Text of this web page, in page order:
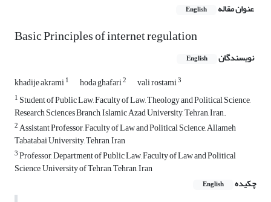
عنوان مقاله English
Basic Principles of internet regulation
نویسندگان English
khadije akrami1 hoda ghafari2 vali rostami3
1 Student of Public Law, Faculty of Law, Theology and Political Science,
Research Sciences Branch, Islamic Azad University, Tehran, Iran.
2Assistant Professor, Faculty of Law and Political Science, Allameh
Tabatabai University, Tehran, Iran
3Professor, Department of Public Law, Faculty of Law and Political
Science, University of Tehran, Tehran, Iran
چکیده
English